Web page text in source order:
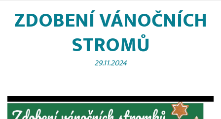
ZDOBENÍ VÁNOČNÍCH
STROMŮ
29.11.2024